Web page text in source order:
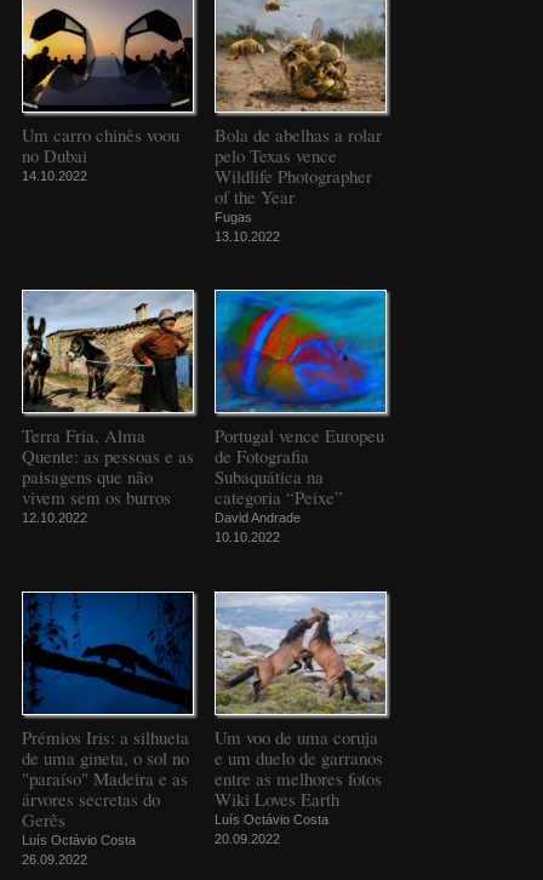
Um carro chinês voou
no Dubai
14.10.2022
Bola de abelhas a rolar
pelo Texas vence
Wildlife Photographer
of the Year
Fugas
13.10.2022
Terra Fria, Alma
Quente: as pessoas e as
paisagens que não
vivem sem os burros
12.10.2022
Portugal vence Europeu
de Fotografia
Subaquática na
categoria “Peixe”
David Andrade
10.10.2022
Prémios Iris: a silhueta
de uma gineta, o sol no
"paraíso" Madeira e as
árvores secretas do
Gerês
Luís Octávio Costa
26.09.2022
Um voo de uma coruja
e um duelo de garranos
entre as melhores fotos
Wiki Loves Earth
Luís Octávio Costa
20.09.2022